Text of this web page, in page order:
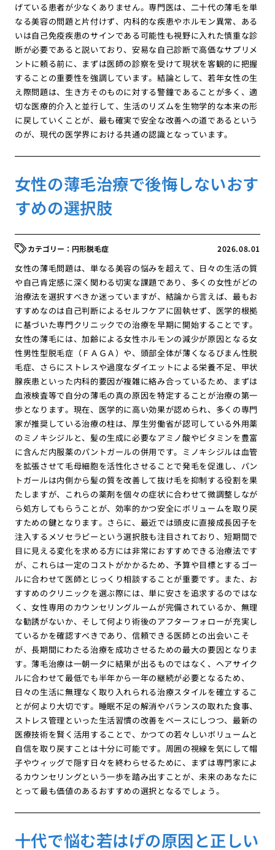
げている患者が少なくありません。専門医は、二十代の薄毛を単
なる美容の問題と片付けず、内科的な疾患やホルモン異常、ある
いは自己免疫疾患のサインである可能性も視野に入れた慎重な診
断が必要であると説いており、安易な自己診断で高価なサプリメ
ントに頼る前に、まずは医師の診察を受けて現状を客観的に把握
することの重要性を強調しています。結論として、若年女性の生
え際問題は、生き方そのものに対する警鐘であることが多く、適
切な医療的介入と並行して、生活のリズムを生物学的な本来の形
に戻していくことが、最も確実で安全な改善への道であるという
のが、現代の医学界における共通の認識となっています。
女性の薄毛治療で後悔しないおす
すめの選択肢
2026.08.01
円形脱毛症
女性の薄毛問題は、単なる美容の悩みを超えて、日々の生活の質
や自己肯定感に深く関わる切実な課題であり、多くの女性がどの
治療法を選択すべきか迷っていますが、結論から言えば、最もお
すすめなのは自己判断によるセルフケアに固執せず、医学的根拠
に基づいた専門クリニックでの治療を早期に開始することです。
女性の薄毛には、加齢による女性ホルモンの減少が原因となる女
性男性型脱毛症（ＦＡＧＡ）や、頭部全体が薄くなるびまん性脱
毛症、さらにストレスや過度なダイエットによる栄養不足、甲状
腺疾患といった内科的要因が複雑に絡み合っているため、まずは
血液検査等で自分の薄毛の真の原因を特定することが治療の第一
歩となります。現在、医学的に高い効果が認められ、多くの専門
家が推奨している治療の柱は、厚生労働省が認可している外用薬
のミノキシジルと、髪の生成に必要なアミノ酸やビタミンを豊富
に含んだ内服薬のパントガールの併用です。ミノキシジルは血管
を拡張させて毛母細胞を活性化させることで発毛を促進し、パン
トガールは内側から髪の質を改善して抜け毛を抑制する役割を果
たしますが、これらの薬剤を個々の症状に合わせて微調整しなが
ら処方してもらうことが、効率的かつ安全にボリュームを取り戻
すための鍵となります。さらに、最近では頭皮に直接成長因子を
注入するメソセラピーという選択肢も注目されており、短期間で
目に見える変化を求める方には非常におすすめできる治療法です
が、これらは一定のコストがかかるため、予算や目標とするゴー
ルに合わせて医師とじっくり相談することが重要です。また、お
すすめのクリニックを選ぶ際には、単に安さを追求するのではな
く、女性専用のカウンセリングルームが完備されているか、無理
な勧誘がないか、そして何より術後のアフターフォローが充実し
ているかを確認すべきであり、信頼できる医師との出会いこそ
が、長期間にわたる治療を成功させるための最大の要因となりま
す。薄毛治療は一朝一夕に結果が出るものではなく、ヘアサイク
ルに合わせて最低でも半年から一年の継続が必要となるため、
日々の生活に無理なく取り入れられる治療スタイルを確立するこ
とが何より大切です。睡眠不足の解消やバランスの取れた食事、
ストレス管理といった生活習慣の改善をベースにしつつ、最新の
医療技術を賢く活用することで、かつての若々しいボリュームと
自信を取り戻すことは十分に可能です。周囲の視線を気にして帽
子やウィッグで隠す日々を終わらせるために、まずは専門家によ
るカウンセリングという一歩を踏み出すことが、未来のあなたに
とって最も価値のあるおすすめの選択となるでしょう。
十代で悩む若はげの原因と正しい